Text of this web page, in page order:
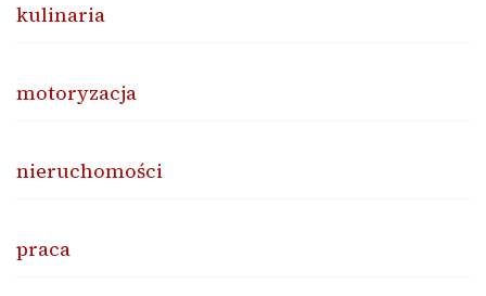
kulinaria
motoryzacja
nieruchomości
praca